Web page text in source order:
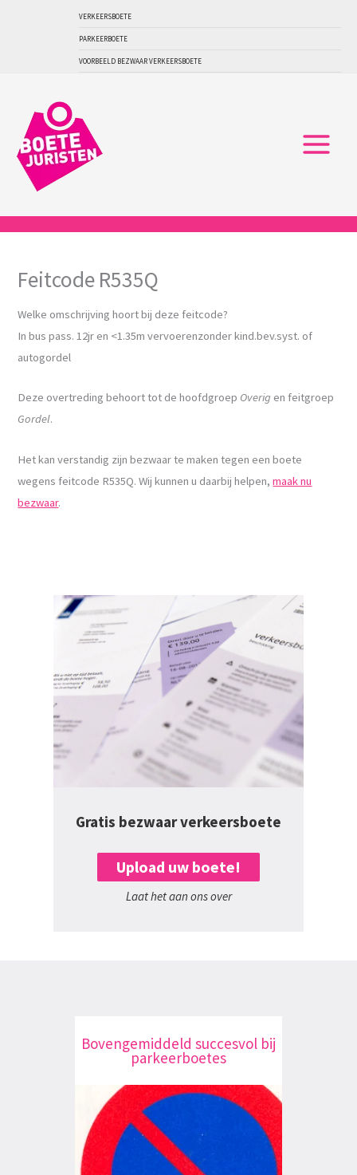
VERKEERSBOETE
PARKEERBOETE
VOORBEELD BEZWAAR VERKEERSBOETE
Feitcode R535Q
Welke omschrijving hoort bij deze feitcode?
In bus pass. 12jr en <1.35m vervoerenzonder kind.bev.syst. of
autogordel
Deze overtreding behoort tot de hoofdgroep Overig en feitgroep
Gordel.
Het kan verstandig zijn bezwaar te maken tegen een boete
wegens feitcode R535Q. Wij kunnen u daarbij helpen,maak nu
bezwaar.
Gratis bezwaar verkeersboete
Upload uw boete!
Laat het aan ons over
Bovengemiddeld succesvol bij
parkeerboetes